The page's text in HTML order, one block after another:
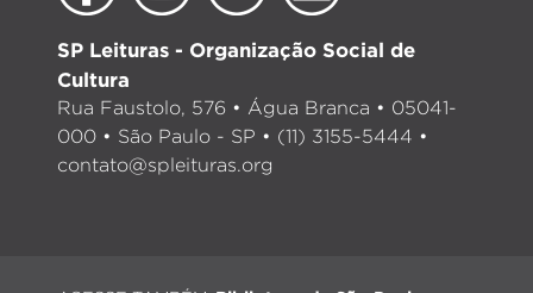
SP Leituras - Organização Social de
Cultura
Rua Faustolo, 576 • Água Branca • 05041-
000 • São Paulo - SP • (11) 3155-5444 •
contato@spleituras.org